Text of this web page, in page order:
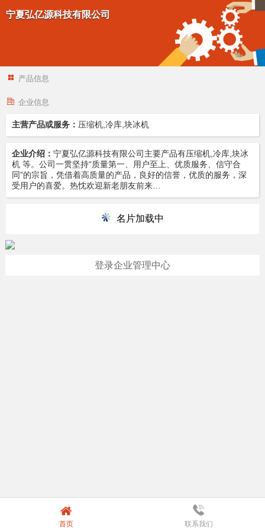
宁夏弘亿源科技有限公司
产品信息
企业信息
主营产品或服务： 压缩机,冷库,块冰机
企业介绍： 宁夏弘亿源科技有限公司主要产品有压缩机,冷库,块冰
机 等。公司一贯坚持“质量第一、用户至上、优质服务、信守合
同”的宗旨，凭借着高质量的产品，良好的信誉，优质的服务，深
受用户的喜爱。热忱欢迎新老朋友前来…
名片加载中
登录企业管理中心
首页 联系我们